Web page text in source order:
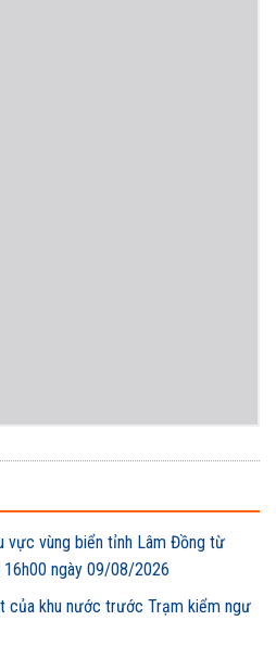
vực vùng biển tỉnh Lâm Đồng từ
ngày 09/08/2026
của khu nước trước Trạm kiểm ngư